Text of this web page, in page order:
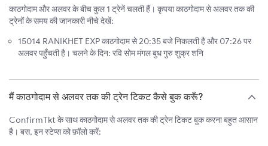
काठगोदाम और अलवर के बीच कुल 1 ट्रेनें चलती हैं। कृपया काठगोदाम से अलवर तक की
ट्रेनों के समय की जानकारी नीचे देखें:
15014 RANIKHET EXP काठगोदाम से 20:35 बजे निकलती है और 07:26 पर
अलवर पहुँचती है। चलने के दिन: रवि सोम मंगल बुध गुरु शुक्र शनि
मैं काठगोदाम से अलवर तक की ट्रेन टिकट कैसे बुक करूँ?
ConfirmTkt के साथ काठगोदाम से अलवर तक की ट्रेन टिकट बुक करना बहुत आसान
है। बस, इन स्टेप्स को फ़ॉलो करें: